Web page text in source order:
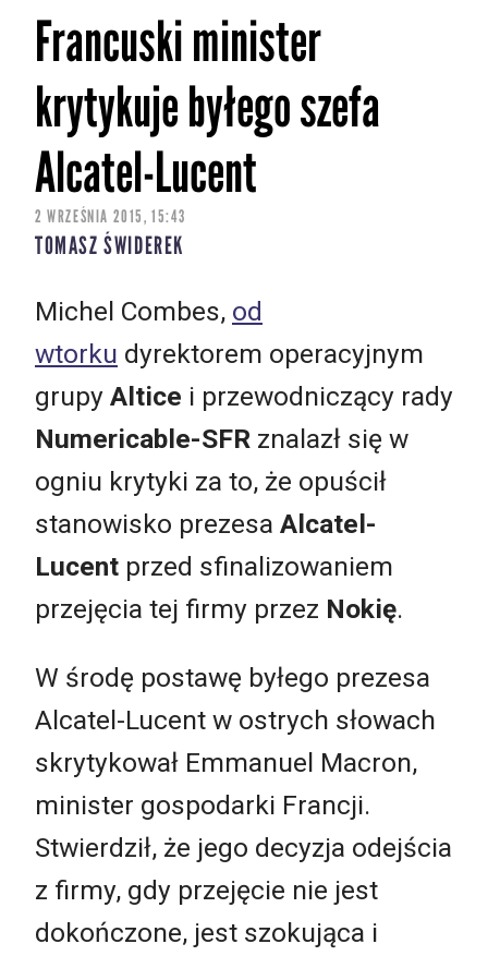
Francuski minister
krytykuje byłego szefa
Alcatel-Lucent
2 WRZEŚNIA 2015, 15:43
TOMASZ ŚWIDEREK
Michel Combes, od
wtorku dyrektorem operacyjnym
grupy Altice i przewodniczący rady
Numericable-SFR znalazł się w
ogniu krytyki za to, że opuścił
stanowisko prezesa Alcatel-
Lucent przed sfinalizowaniem
przejęcia tej firmy przez Nokię.
W środę postawę byłego prezesa
Alcatel-Lucent w ostrych słowach
skrytykował Emmanuel Macron,
minister gospodarki Francji.
Stwierdził, że jego decyzja odejścia
z firmy, gdy przejęcie nie jest
dokończone, jest szokująca i